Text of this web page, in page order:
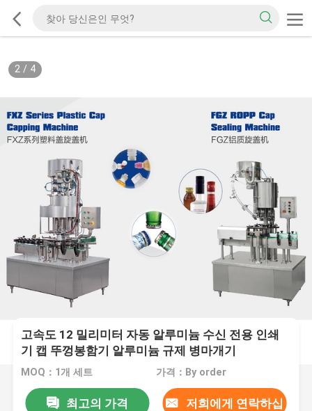
2/ 4
고속도 12 밀리미터 자동 알루미늄 수신 전용 인쇄
기 캡 뚜껑봉함기 알루미늄 규제 병마개기
MOQ：1개 세트 가격：By order
최고의 가격 저희에게 연락하십